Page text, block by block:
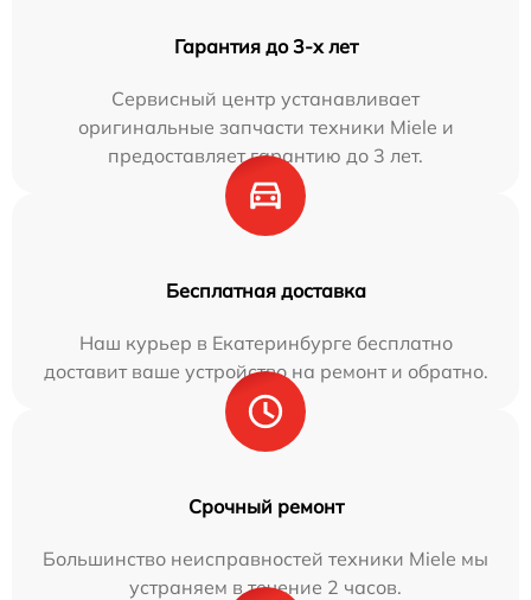
Гарантия до 3-х лет
Сервисный центр устанавливает
оригинальные запчасти техники Miele и
предоставляет гарантию до 3 лет.
Бесплатная доставка
Наш курьер в Екатеринбурге бесплатно
доставит ваше устройство на ремонт и обратно.
Срочный ремонт
Большинство неисправностей техники Miele мы
устраняем в течение 2 часов.